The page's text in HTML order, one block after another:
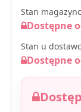
Stan
Dostępne
Stan u
Dostępne